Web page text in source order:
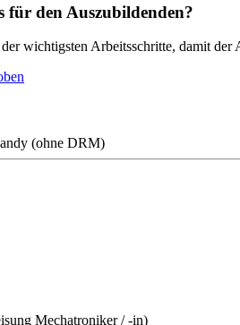
für den Auszubildenden?
wichtigsten Arbeitsschritte, damit
(ohne DRM)
Mechatroniker / -in)